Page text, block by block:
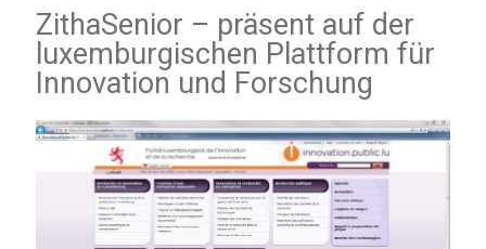
ZithaSenior – präsent auf der
luxemburgischen Plattform für
Innovation und Forschung